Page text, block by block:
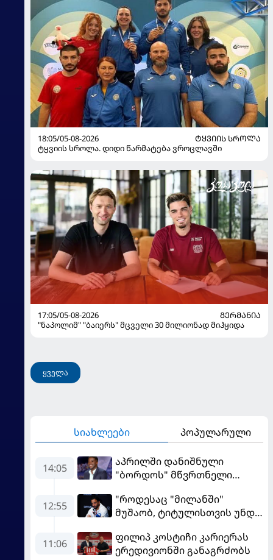
18:05/05-08-2026
ᲢᲧᲕᲘᲘᲡ ᲡᲠᲝᲚᲐ
ტყვიის სროლა. დიდი წარმატება ვროცლავში
17:05/05-08-2026
ᲒᲔᲠᲛᲐᲜᲘᲐ
"ნაპოლიმ" "ბაიერს" მცველი 30 მილიონად მიჰყიდა
ყველა
სიახლეები პოპულარული
14:05
აპრილში დანიშნული
"ბორდოს" მწვრთნელი
12:55
"როდესაც "მილანში"
მუშაობ, ტიტულისთვის უნდა
"როსონერის" ფანები
დააიმედა
11:06
ფილიპ კოსტიჩი კარიერას
ერედივიონში განაგრძობს